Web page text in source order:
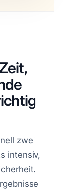
zwei
intensiv,